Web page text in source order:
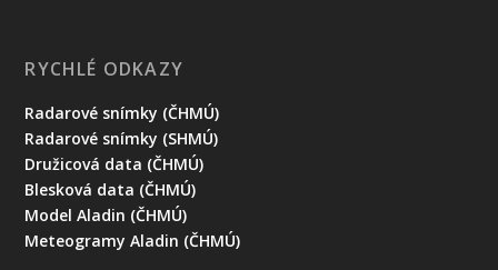
RYCHLÉ ODKAZY
Radarové snímky (ČHMÚ)
Radarové snímky (SHMÚ)
Družicová data (ČHMÚ)
Blesková data (ČHMÚ)
Model Aladin (ČHMÚ)
Meteogramy Aladin (ČHMÚ)